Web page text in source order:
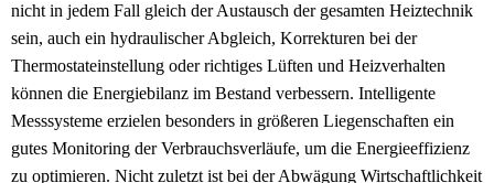
nicht in jedem Fall gleich der Austausch der gesamten Heiztechnik
sein, auch ein hydraulischer Abgleich, Korrekturen bei der
Thermostateinstellung oder richtiges Lüften und Heizverhalten
können die Energiebilanz im Bestand verbessern. Intelligente
Messsysteme erzielen besonders in größeren Liegenschaften ein
gutes Monitoring der Verbrauchsverläufe, um die Energieeffizienz
zu optimieren. Nicht zuletzt ist bei der Abwägung Wirtschaftlichkeit